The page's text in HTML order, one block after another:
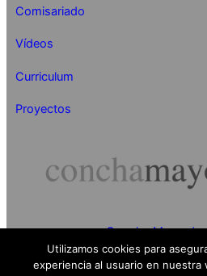
Comisariado
Vídeos
Curriculum
Proyectos
Concha
Utilizamos cookies para
experiencia al usuario en nuestra